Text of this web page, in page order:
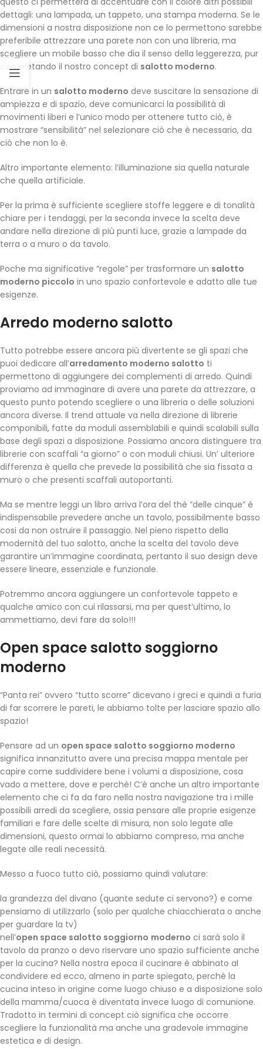
dettagli: una lampada, un tappeto, una stampa moderna. Se le
dimensioni a nostra disposizione non ce lo permettono sarebbe
preferibile attrezzare una parete non con una libreria, ma
scegliere un mobile basso che dia il senso della leggerezza, pur
completando il nostro concept di salotto moderno.
Entrare in un salotto moderno deve suscitare la sensazione di
ampiezza e di spazio, deve comunicarci la possibilità di
movimenti liberi e l’unico modo per ottenere tutto ciò, è
mostrare “sensibilità” nel selezionare ciò che è necessario, da
ciò che non lo è.
Altro importante elemento: l’illuminazione sia quella naturale
che quella artificiale.
Per la prima è sufficiente scegliere stoffe leggere e di tonalità
chiare per i tendaggi, per la seconda invece la scelta deve
andare nella direzione di più punti luce, grazie a lampade da
terra o a muro o da tavolo.
Poche ma significative “regole” per trasformare un salotto
moderno piccolo in uno spazio confortevole e adatto alle tue
esigenze.
Arredo moderno salotto
Tutto potrebbe essere ancora più divertente se gli spazi che
puoi dedicare all’arredamento moderno salotto ti
permettono di aggiungere dei complementi di arredo. Quindi
proviamo ad immaginare di avere una parete da attrezzare, a
questo punto potendo scegliere o una libreria o delle soluzioni
ancora diverse. Il trend attuale va nella direzione di librerie
componibili, fatte da moduli assemblabili e quindi scalabili sulla
base degli spazi a disposizione. Possiamo ancora distinguere tra
librerie con scaffali “a giorno” o con moduli chiusi. Un’ ulteriore
differenza è quella che prevede la possibilità che sia fissata a
muro o che presenti scaffali autoportanti.
Ma se mentre leggi un libro arriva l’ora del thè “delle cinque” è
indispensabile prevedere anche un tavolo, possibilmente basso
cosi da non ostruire il passaggio. Nel pieno rispetto della
modernità del tuo salotto, anche la scelta del tavolo deve
garantire un’immagine coordinata, pertanto il suo design deve
essere lineare, essenziale e funzionale.
Potremmo ancora aggiungere un confortevole tappeto e
qualche amico con cui rilassarsi, ma per quest’ultimo, lo
ammettiamo, devi fare da solo!!!
Open space salotto soggiorno
moderno
“Panta rei” ovvero “tutto scorre” dicevano i greci e quindi a furia
di far scorrere le pareti, le abbiamo tolte per lasciare spazio allo
spazio!
Pensare ad un open space salotto soggiorno moderno
significa innanzitutto avere una precisa mappa mentale per
capire come suddividere bene i volumi a disposizione, cosa
vado a mettere, dove e perchè! C’è anche un altro importante
elemento che ci fa da faro nella nostra navigazione tra i mille
possibili arredi da scegliere, ossia pensare alle proprie esigenze
familiari e fare delle scelte di misura, non solo legate alle
dimensioni, questo ormai lo abbiamo compreso, ma anche
legate alle reali necessità.
Messo a fuoco tutto ciò, possiamo quindi valutare:
la grandezza del divano (quante sedute ci servono?) e come
pensiamo di utilizzarlo (solo per qualche chiacchierata o anche
per guardare la tv)
nell’open space salotto soggiorno moderno ci sarà solo il
tavolo da pranzo o devo riservare uno spazio sufficiente anche
per la cucina? Nella nostra epoca il cucinare è abbinato al
condividere ed ecco, almeno in parte spiegato, perchè la
cucina inteso in origine come luogo chiuso e a disposizione solo
della mamma/cuoca è diventata invece luogo di comunione.
Tradotto in termini di concept ciò significa che occorre
scegliere la funzionalità ma anche una gradevole immagine
estetica e di design.